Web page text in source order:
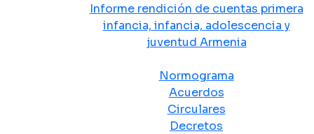
Informe rendición de cuentas primera
infancia, infancia, adolescencia y
juventud Armenia
Normograma
Acuerdos
Circulares
Decretos